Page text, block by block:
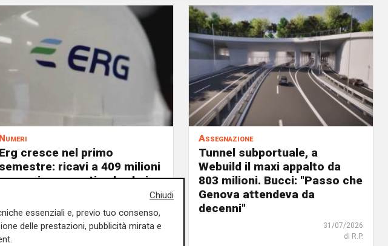
Numeri
Erg cresce nel primo
semestre: ricavi a 409 milioni
margine operativo lordo in
31/07/2026
di R. Eco.
Assegnazione
Tunnel subportuale, a
Webuild il maxi appalto da
803 milioni. Bucci: "Passo che
Genova attendeva da
decenni"
31/07/2026
di R.P.
Chiudi
essenziali e, previo tuo consenso,
delle prestazioni, pubblicità mirata e